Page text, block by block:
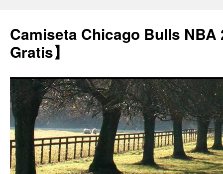
Camiseta Chicago Bulls NBA
Gratis】